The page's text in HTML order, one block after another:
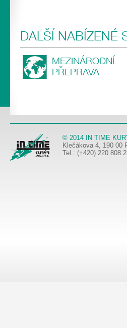
DALŠÍ NABÍZENÉ
MEZINÁRODNÍ
PŘEPRAVA
© 2014 IN TIME
Klečákova 4, 190 00
Tel.: (+420) 220 808